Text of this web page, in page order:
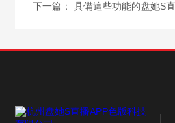
下一篇： 具備這些功能的盘她S